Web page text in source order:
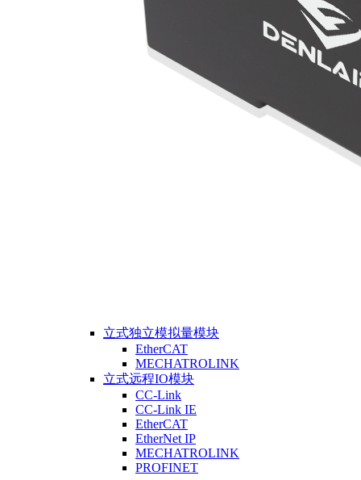
立式独立模拟量模块
EtherCAT
MECHATROLINK
立式远程IO模块
CC-Link
CC-Link IE
EtherCAT
EtherNet IP
MECHATROLINK
PROFINET